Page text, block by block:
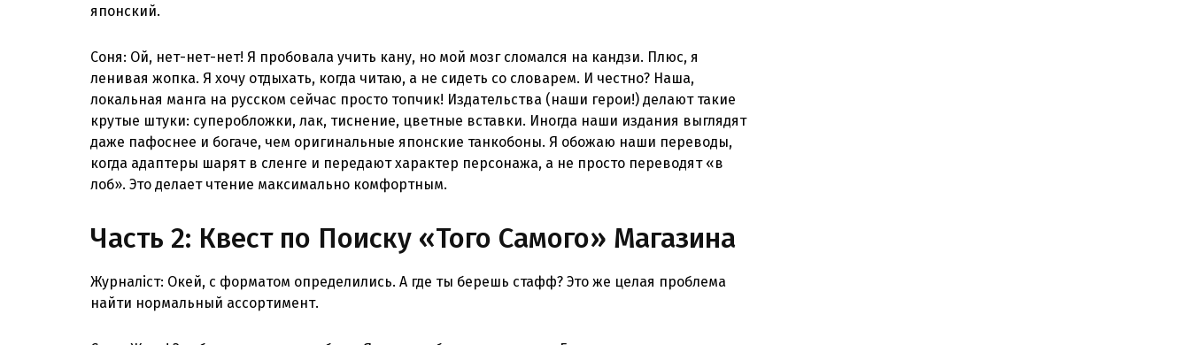
японский.
Соня: Ой, нет-нет-нет! Я пробовала учить кану, но мой мозг сломался на кандзи. Плюс, я
ленивая жопка. Я хочу отдыхать, когда читаю, а не сидеть со словарем. И честно? Наша,
локальная манга на русском сейчас просто топчик! Издательства (наши герои!) делают такие
крутые штуки: суперобложки, лак, тиснение, цветные вставки. Иногда наши издания выглядят
даже пафоснее и богаче, чем оригинальные японские танкобоны. Я обожаю наши переводы,
когда адаптеры шарят в сленге и передают характер персонажа, а не просто переводят «в
лоб». Это делает чтение максимально комфортным.
Часть 2: Квест по Поиску «Того Самого» Магазина
Журналіст: Окей, с форматом определились. А где ты берешь стафф? Это же целая проблема
найти нормальный ассортимент.